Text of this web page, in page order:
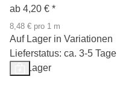
ab 4,20 € *
8,48 € pro 1 m
Auf Lager in Variationen
Lieferstatus: ca. 3-5 Tage
Auf Lager